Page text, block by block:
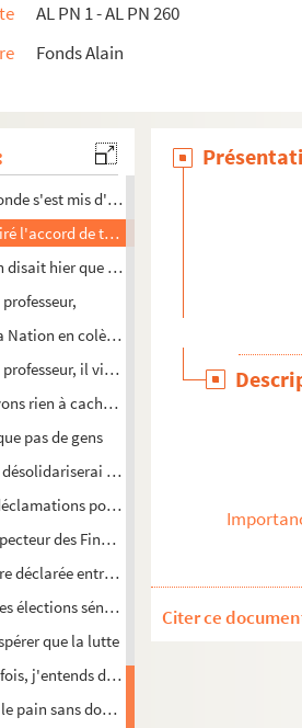
AL PN 1 - AL PN 260
Fonds Alain
pas trop au patriotisme
m'a parlé
longtemps qu'un homme
s'est mis d'accord
l'accord de tous
hier que le roman
Nation en colère et amoureuse de la gloire
il vivait dans les nuages
rien à cacher dans le drame d'Elboeuf
pas de gens
pas"
pour la Patrie
des Finances
déclarée entre l'Administration universitaire
élections sénatoriales
que la lutte
j'entends dire
pain sans doute
Citer ce